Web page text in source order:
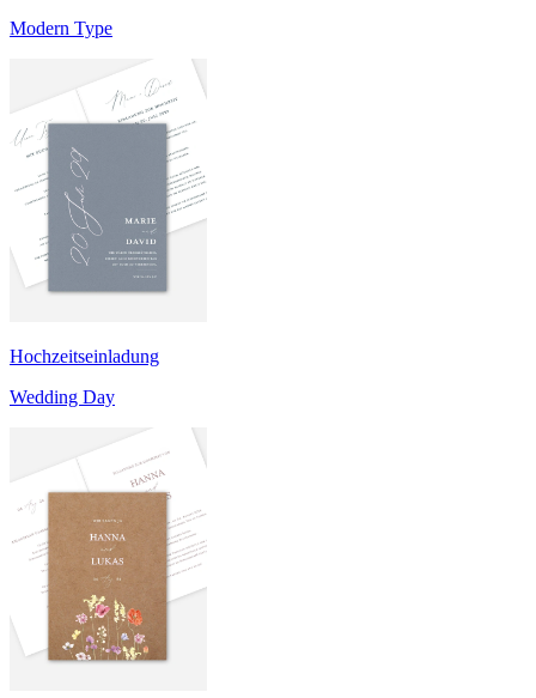
Modern Type
Hochzeitseinladung
Wedding Day